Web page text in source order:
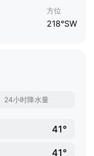
方位
218°SW
24小时降水量
41°
41°